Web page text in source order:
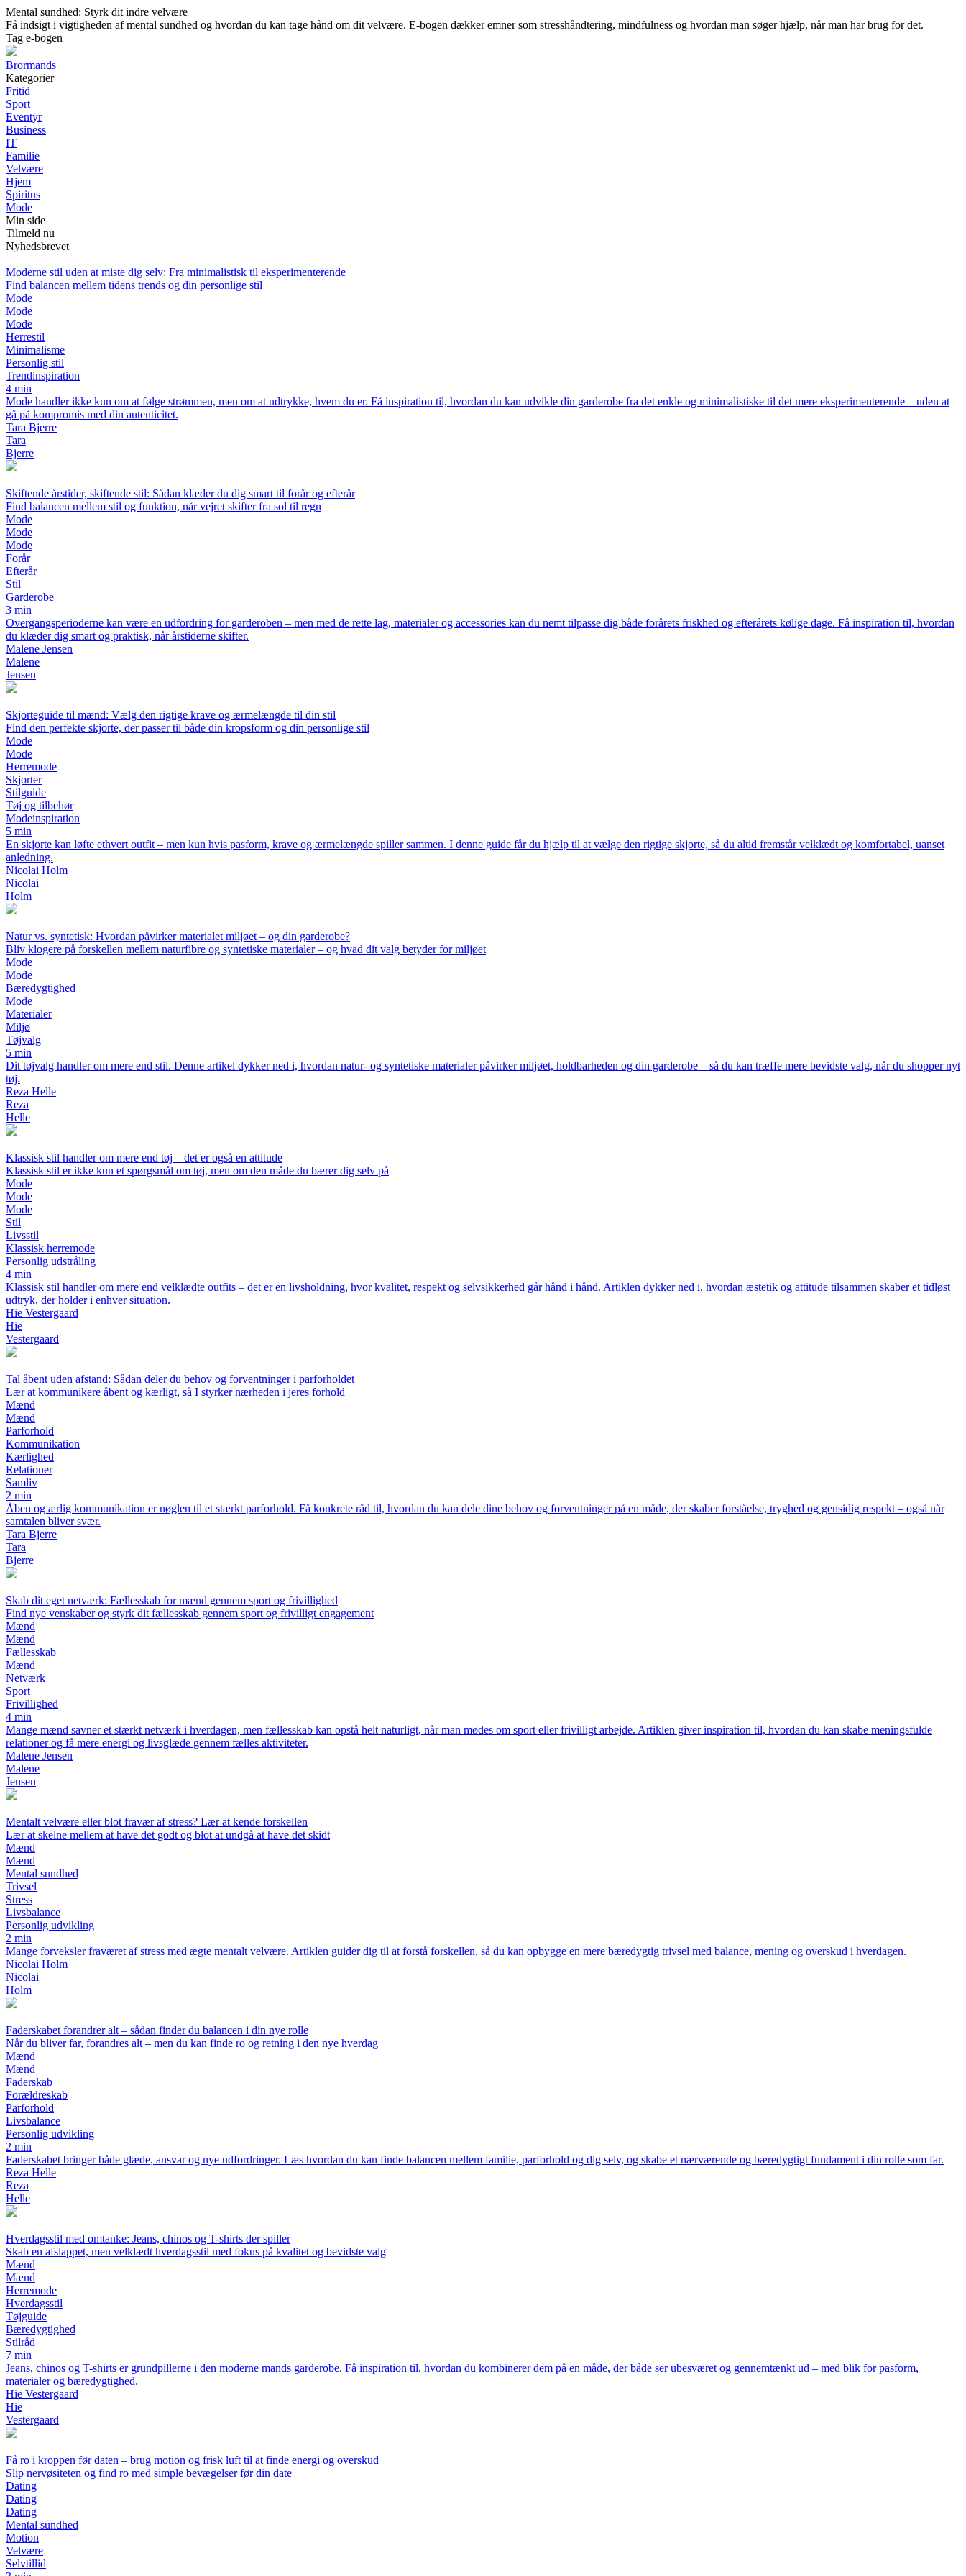
Mental sundhed: Styrk dit indre velvære
Få indsigt i vigtigheden af mental sundhed og hvordan du kan tage hånd om dit velvære. E-bogen dækker emner som stresshåndtering, mindfulness og hvordan man søger hjælp, når man har brug for det.
Tag e-bogen
Brormands
Kategorier
Fritid
Sport
Eventyr
Business
IT
Familie
Velvære
Hjem
Spiritus
Mode
Min side
Tilmeld nu
Nyhedsbrevet
Moderne stil uden at miste dig selv: Fra minimalistisk til eksperimenterende
Find balancen mellem tidens trends og din personlige stil
Mode
Mode
Mode
Herrestil
Minimalisme
Personlig stil
Trendinspiration
4 min
Mode handler ikke kun om at følge strømmen, men om at udtrykke, hvem du er. Få inspiration til, hvordan du kan udvikle din garderobe fra det enkle og minimalistiske til det mere eksperimenterende – uden at
gå på kompromis med din autenticitet.
Tara Bjerre
Tara
Bjerre
Skiftende årstider, skiftende stil: Sådan klæder du dig smart til forår og efterår
Find balancen mellem stil og funktion, når vejret skifter fra sol til regn
Mode
Mode
Mode
Forår
Efterår
Stil
Garderobe
3 min
Overgangsperioderne kan være en udfordring for garderoben – men med de rette lag, materialer og accessories kan du nemt tilpasse dig både forårets friskhed og efterårets kølige dage. Få inspiration til, hvordan
du klæder dig smart og praktisk, når årstiderne skifter.
Malene Jensen
Malene
Jensen
Skjorteguide til mænd: Vælg den rigtige krave og ærmelængde til din stil
Find den perfekte skjorte, der passer til både din kropsform og din personlige stil
Mode
Mode
Herremode
Skjorter
Stilguide
Tøj og tilbehør
Modeinspiration
5 min
En skjorte kan løfte ethvert outfit – men kun hvis pasform, krave og ærmelængde spiller sammen. I denne guide får du hjælp til at vælge den rigtige skjorte, så du altid fremstår velklædt og komfortabel, uanset
anledning.
Nicolai Holm
Nicolai
Holm
Natur vs. syntetisk: Hvordan påvirker materialet miljøet – og din garderobe?
Bliv klogere på forskellen mellem naturfibre og syntetiske materialer – og hvad dit valg betyder for miljøet
Mode
Mode
Bæredygtighed
Mode
Materialer
Miljø
Tøjvalg
5 min
Dit tøjvalg handler om mere end stil. Denne artikel dykker ned i, hvordan natur- og syntetiske materialer påvirker miljøet, holdbarheden og din garderobe – så du kan træffe mere bevidste valg, når du shopper nyt
tøj.
Reza Helle
Reza
Helle
Klassisk stil handler om mere end tøj – det er også en attitude
Klassisk stil er ikke kun et spørgsmål om tøj, men om den måde du bærer dig selv på
Mode
Mode
Mode
Stil
Livsstil
Klassisk herremode
Personlig udstråling
4 min
Klassisk stil handler om mere end velklædte outfits – det er en livsholdning, hvor kvalitet, respekt og selvsikkerhed går hånd i hånd. Artiklen dykker ned i, hvordan æstetik og attitude tilsammen skaber et tidløst
udtryk, der holder i enhver situation.
Hie Vestergaard
Hie
Vestergaard
Tal åbent uden afstand: Sådan deler du behov og forventninger i parforholdet
Lær at kommunikere åbent og kærligt, så I styrker nærheden i jeres forhold
Mænd
Mænd
Parforhold
Kommunikation
Kærlighed
Relationer
Samliv
2 min
Åben og ærlig kommunikation er nøglen til et stærkt parforhold. Få konkrete råd til, hvordan du kan dele dine behov og forventninger på en måde, der skaber forståelse, tryghed og gensidig respekt – også når
samtalen bliver svær.
Tara Bjerre
Tara
Bjerre
Skab dit eget netværk: Fællesskab for mænd gennem sport og frivillighed
Find nye venskaber og styrk dit fællesskab gennem sport og frivilligt engagement
Mænd
Mænd
Fællesskab
Mænd
Netværk
Sport
Frivillighed
4 min
Mange mænd savner et stærkt netværk i hverdagen, men fællesskab kan opstå helt naturligt, når man mødes om sport eller frivilligt arbejde. Artiklen giver inspiration til, hvordan du kan skabe meningsfulde
relationer og få mere energi og livsglæde gennem fælles aktiviteter.
Malene Jensen
Malene
Jensen
Mentalt velvære eller blot fravær af stress? Lær at kende forskellen
Lær at skelne mellem at have det godt og blot at undgå at have det skidt
Mænd
Mænd
Mental sundhed
Trivsel
Stress
Livsbalance
Personlig udvikling
2 min
Mange forveksler fraværet af stress med ægte mentalt velvære. Artiklen guider dig til at forstå forskellen, så du kan opbygge en mere bæredygtig trivsel med balance, mening og overskud i hverdagen.
Nicolai Holm
Nicolai
Holm
Faderskabet forandrer alt – sådan finder du balancen i din nye rolle
Når du bliver far, forandres alt – men du kan finde ro og retning i den nye hverdag
Mænd
Mænd
Faderskab
Forældreskab
Parforhold
Livsbalance
Personlig udvikling
2 min
Faderskabet bringer både glæde, ansvar og nye udfordringer. Læs hvordan du kan finde balancen mellem familie, parforhold og dig selv, og skabe et nærværende og bæredygtigt fundament i din rolle som far.
Reza Helle
Reza
Helle
Hverdagsstil med omtanke: Jeans, chinos og T-shirts der spiller
Skab en afslappet, men velklædt hverdagsstil med fokus på kvalitet og bevidste valg
Mænd
Mænd
Herremode
Hverdagsstil
Tøjguide
Bæredygtighed
Stilråd
7 min
Jeans, chinos og T-shirts er grundpillerne i den moderne mands garderobe. Få inspiration til, hvordan du kombinerer dem på en måde, der både ser ubesværet og gennemtænkt ud – med blik for pasform,
materialer og bæredygtighed.
Hie Vestergaard
Hie
Vestergaard
Få ro i kroppen før daten – brug motion og frisk luft til at finde energi og overskud
Slip nervøsiteten og find ro med simple bevægelser før din date
Dating
Dating
Dating
Mental sundhed
Motion
Velvære
Selvtillid